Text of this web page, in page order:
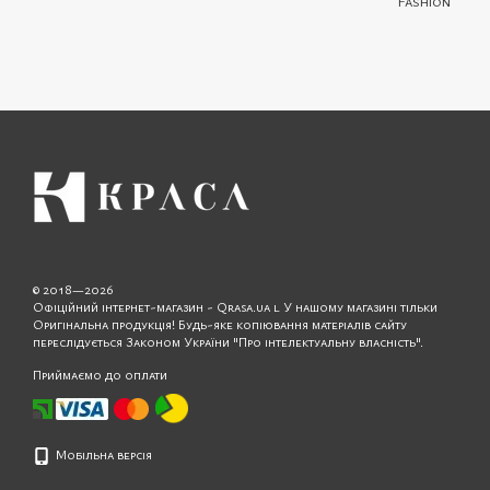
© 2018—2026
Офіційний інтернет-магазин - Qrasa.ua l У нашому магазині тільки
Оригінальна продукція! Будь-яке копіювання матеріалів сайту
переслідується Законом України "Про інтелектуальну власність".
Приймаємо до оплати
Мобільна версія